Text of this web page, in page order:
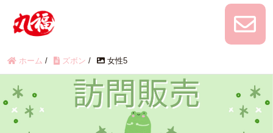
ホーム / ズボン / 女性5